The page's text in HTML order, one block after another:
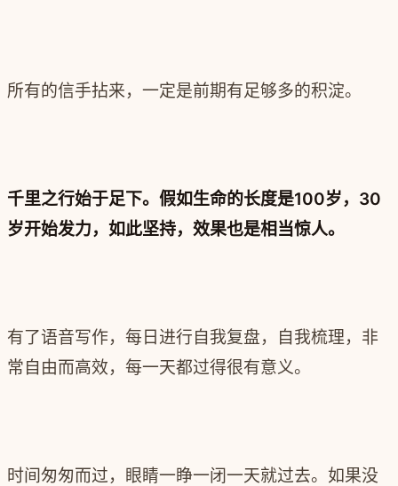
所有的信手拈来，一定是前期有足够多的积淀。
千里之行始于足下。 假如生命的长度是100岁，30
岁开始发力，如此坚持，效果也是相当惊人。
有了语音写作，每日进行自我复盘，自我梳理，非
常自由而高效，每一天都过得很有意义。
时间匆匆而过，眼睛一睁一闭一天就过去。如果没